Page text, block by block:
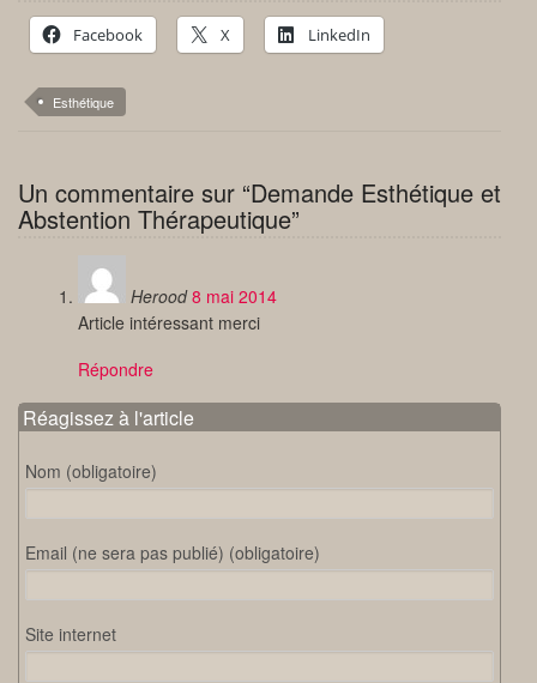
Facebook X LinkedIn
Esthétique
Un commentaire sur “Demande Esthétique et
Abstention Thérapeutique”
Herood 8 mai 2014
Article intéressant merci
Répondre
Réagissez à l'article
Nom (obligatoire)
Email (ne sera pas publié) (obligatoire)
Site internet